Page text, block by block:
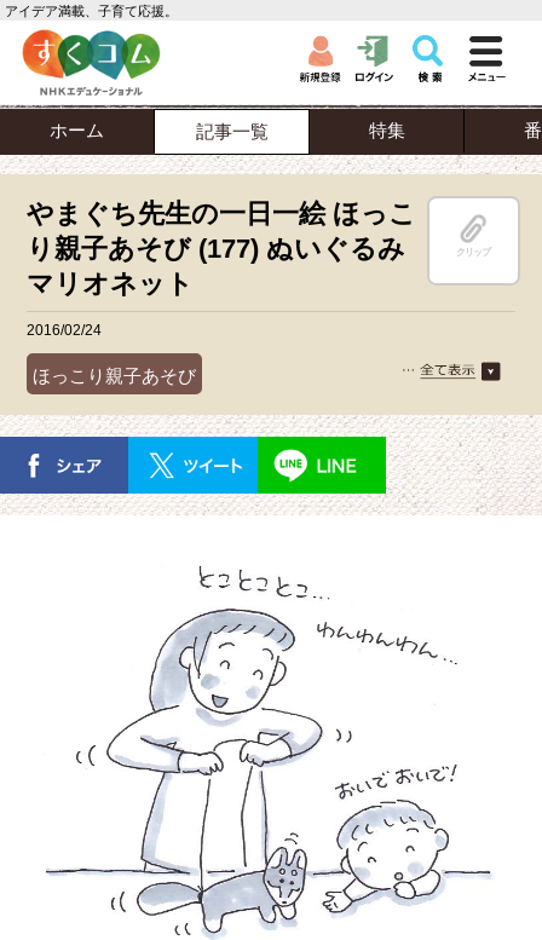
アイデア満載、子育て応援。
ホーム 記事一覧 特集
やまぐち先生の一日一絵 ほっこ
り親子あそび (177) ぬいぐるみ
マリオネット
クリップ
2016/02/24
ほっこり親子あそび